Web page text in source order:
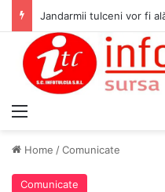
Home /Comunicate
Comunicate